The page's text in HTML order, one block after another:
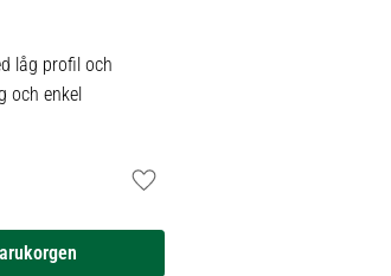
låg profil och
och enkel
Lägg till i favoriter